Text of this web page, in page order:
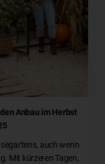
Anbau im Herbst
auch wenn
Mit kürzeren Tagen,